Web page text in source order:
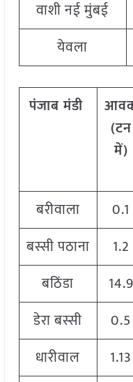
वाशी नई मुंबई
येवला
पंजाबमंडी
(टन
में)
बरीवाला
0.1
बस्सी पठाना
1.2
बठिंडा
14.9
डेरा बस्सी
0.5
धारीवाल
1.13